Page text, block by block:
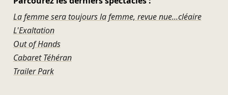
La femme sera toujours la femme, revue nue...cléaire
L'Exaltation
Out of Hands
Cabaret Téhéran
Trailer Park